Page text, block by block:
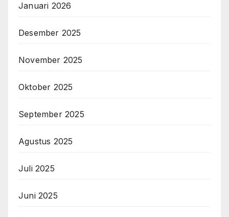
Januari 2026
Desember 2025
November 2025
Oktober 2025
September 2025
Agustus 2025
Juli 2025
Juni 2025